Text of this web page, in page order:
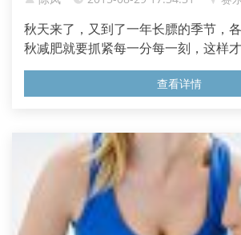
秋天来了，又到了一年长膘的季节，
秋减肥就要抓紧每一分每一刻，这样
的困扰。事实证明，减肥仅仅依靠减
的，下面小编给大家介绍6招预...
查看详情